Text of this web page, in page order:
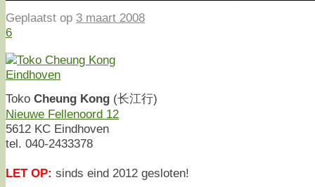
Geplaatst op 3 maart 2008
6
Toko Cheung Kong (长江行)
Nieuwe Fellenoord 12
5612 KC Eindhoven
tel. 040-2433378
LET OP: sinds eind 2012 gesloten!